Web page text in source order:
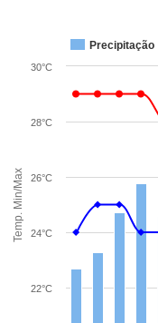
Temp. Min/Max
Precipitação
22°C
24°C
26°C
28°C
30°C